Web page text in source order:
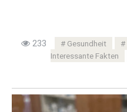
233 Gesundheit
Interessante Fakten